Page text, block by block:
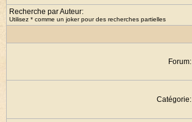
Recherche par Auteur:
Utilisez * comme un joker pour des recherches partielles
Forum:
Catégorie: